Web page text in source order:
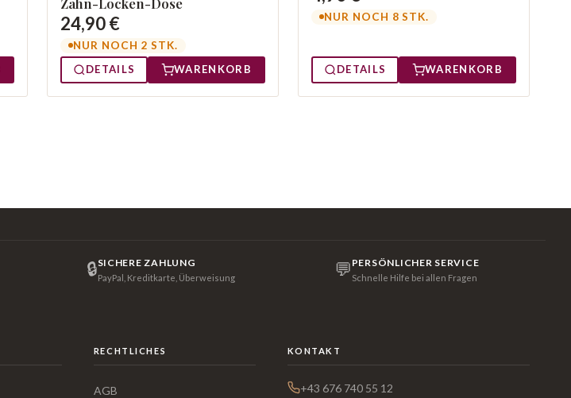
24,90 €
NUR NOCH 2 STK.
DETAILS
WARENKORB
NUR NOCH 8 STK.
DETAILS WARENKORB
🔒SICHERE ZAHLUNG
PayPal, Kreditkarte, Überweisung 💬 PERSÖNLICHER SERVICE
Schnelle Hilfe bei allen Fragen
RECHTLICHES
AGB
KONTAKT
+43 676 740 55 12